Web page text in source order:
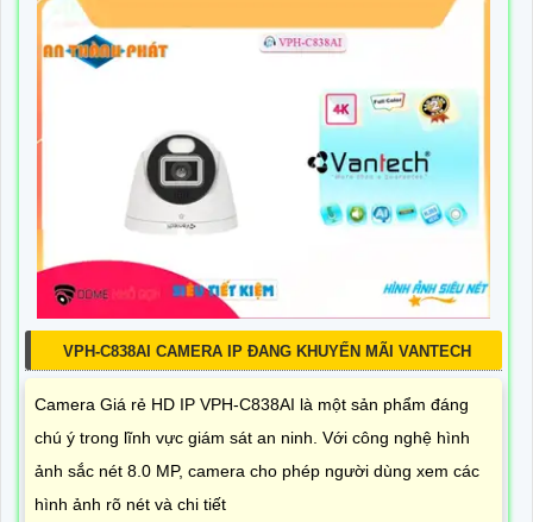
VPH-C838AI CAMERA IP ĐANG KHUYẾN MÃI VANTECH
Camera Giá rẻ HD IP VPH-C838AI là một sản phẩm đáng
chú ý trong lĩnh vực giám sát an ninh. Với công nghệ hình
ảnh sắc nét 8.0 MP, camera cho phép người dùng xem các
hình ảnh rõ nét và chi tiết